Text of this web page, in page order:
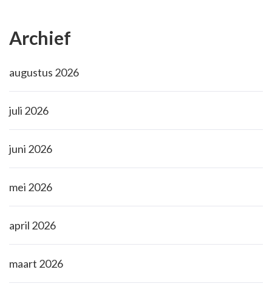
Archief
augustus 2026
juli 2026
juni 2026
mei 2026
april 2026
maart 2026